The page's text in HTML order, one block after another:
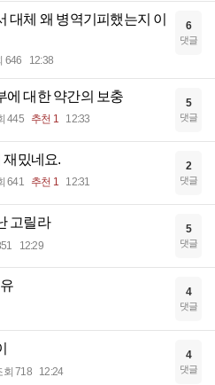
대체 왜 병역기피했는지 이
646 12:38
6
댓글
에 대한 약간의 보충
445 추천 1 12:33
5
댓글
재밌네요.
641 추천 1 12:31
2
댓글
고릴라
12:29
5
댓글
4
댓글
회 718 12:24
4
댓글